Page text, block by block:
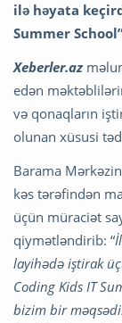
ilə həyata
Summer
Xeberler.az
edən
və qonaqların
olunan xüsusi
Barama
kəs tərəfindən
üçün müraciət
qiymətləndirib: “
layihədə iştirak
Coding Kids IT
bizim bir